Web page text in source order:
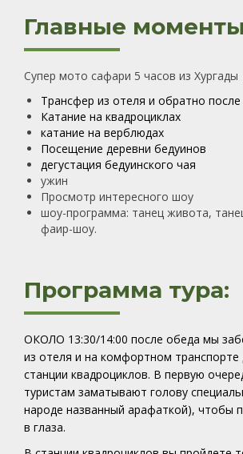
Главные
Супер мото сафари 5 часов из Хургады
Трансфер из отеля и обратно после
Катание на квадроциклах
катание на верблюдах
Посещение деревни бедуинов
дегустация бедуинского чая
ужин
Просмотр интересного шоу
шоу-программа: танец живота,
фаир-шоу.
Программа тура:
ОКОЛО 13:30/14:00 после обеда мы
из отеля и на комфортном транспорте
станции квадроциклов. В первую
туристам заматывают голову
народе названный арафаткой), чтобы
в глаза.